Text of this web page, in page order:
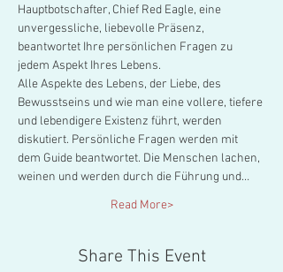
Hauptbotschafter, Chief Red Eagle, eine
unvergessliche, liebevolle Präsenz,
beantwortet Ihre persönlichen Fragen zu
jedem Aspekt Ihres Lebens.
Alle Aspekte des Lebens, der Liebe, des
Bewusstseins und wie man eine vollere, tiefere
und lebendigere Existenz führt, werden
diskutiert. Persönliche Fragen werden mit
dem Guide beantwortet. Die Menschen lachen,
weinen und werden durch die Führung und…
Read More>
Share This Event